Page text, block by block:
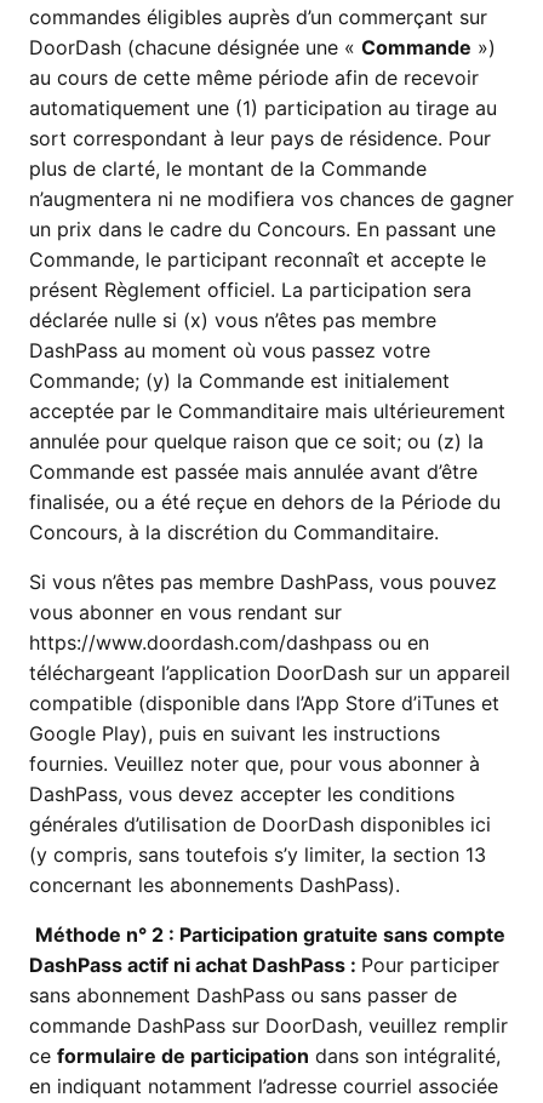
commandes éligibles auprès d’un commerçant sur
DoorDash (chacune désignée une « Commande »)
au cours de cette même période afin de recevoir
automatiquement une (1) participation au tirage au
sort correspondant à leur pays de résidence. Pour
plus de clarté, le montant de la Commande
n’augmentera ni ne modifiera vos chances de gagner
un prix dans le cadre du Concours. En passant une
Commande, le participant reconnaît et accepte le
présent Règlement officiel. La participation sera
déclarée nulle si (x) vous n’êtes pas membre
DashPass au moment où vous passez votre
Commande; (y) la Commande est initialement
acceptée par le Commanditaire mais ultérieurement
annulée pour quelque raison que ce soit; ou (z) la
Commande est passée mais annulée avant d’être
finalisée, ou a été reçue en dehors de la Période du
Concours, à la discrétion du Commanditaire.
Si vous n’êtes pas membre DashPass, vous pouvez
vous abonner en vous rendant sur
https://www.doordash.com/dashpass ou en
téléchargeant l’application DoorDash sur un appareil
compatible (disponible dans l’App Store d’iTunes et
Google Play), puis en suivant les instructions
fournies. Veuillez noter que, pour vous abonner à
DashPass, vous devez accepter les conditions
générales d’utilisation de DoorDash disponibles ici
(y compris, sans toutefois s’y limiter, la section 13
concernant les abonnements DashPass).
Méthode n° 2 : Participation gratuite sans compte
DashPass actif ni achat DashPass : Pour participer
sans abonnement DashPass ou sans passer de
commande DashPass sur DoorDash, veuillez remplir
ce formulaire de participation dans son intégralité,
en indiquant notamment l’adresse courriel associée